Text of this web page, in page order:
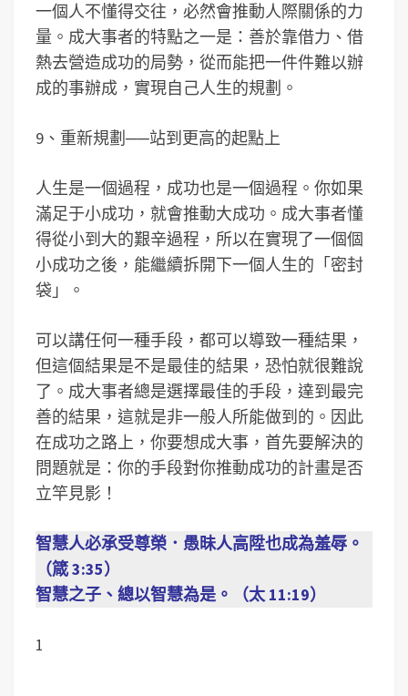
一個人不懂得交往，必然會推動人際關係的力
量。成大事者的特點之一是：善於靠借力、借
熱去營造成功的局勢，從而能把一件件難以辦
成的事辦成，實現自己人生的規劃。
9、重新規劃──站到更高的起點上
人生是一個過程，成功也是一個過程。你如果
滿足于小成功，就會推動大成功。成大事者懂
得從小到大的艱辛過程，所以在實現了一個個
小成功之後，能繼續拆開下一個人生的「密封
袋」。
可以講任何一種手段，都可以導致一種結果，
但這個結果是不是最佳的結果，恐怕就很難說
了。成大事者總是選擇最佳的手段，達到最完
善的結果，這就是非一般人所能做到的。因此
在成功之路上，你要想成大事，首先要解決的
問題就是：你的手段對你推動成功的計畫是否
立竿見影！
智慧人必承受尊榮．愚昧人高陞也成為羞辱。
（箴 3:35）
智慧之子、總以智慧為是。（太 11:19）
1